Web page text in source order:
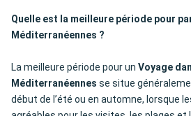
Quelle est la meilleure période pour
Méditerranéennes ?
La meilleure période pour un Voyage
Méditerranéennes se situe
début de l’été ou en automne, lorsque